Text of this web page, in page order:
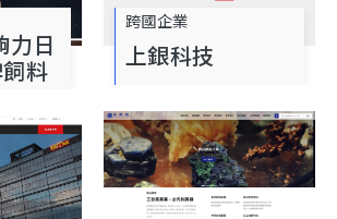
力日
料
跨國企業
上銀科技